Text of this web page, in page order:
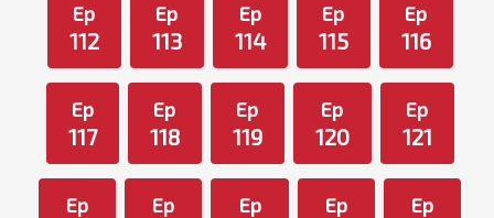
Ep
112
Ep
113
Ep
114
Ep
115
Ep
116
Ep
117
Ep
118
Ep
119
Ep
120
Ep
121
Ep Ep Ep Ep Ep